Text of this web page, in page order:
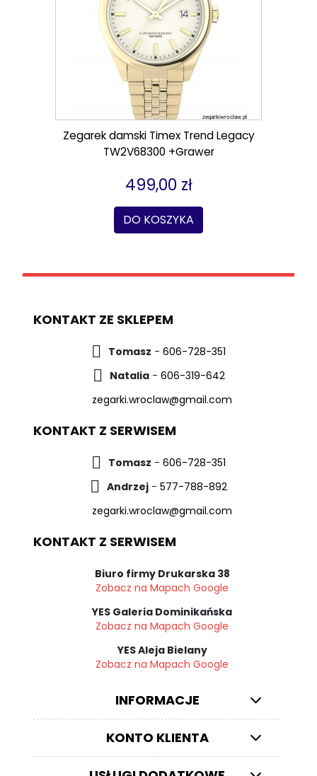
Zegarek damski Timex Trend Legacy
TW2V68300 +Grawer
499,00 zł
DO KOSZYKA
KONTAKT ZE SKLEPEM
Tomasz - 606-728-351
Natalia- 606-319-642
zegarki.wroclaw@gmail.com
KONTAKT Z SERWISEM
Tomasz - 606-728-351
Andrzej - 577-788-892
zegarki.wroclaw@gmail.com
KONTAKT Z SERWISEM
Biuro firmy Drukarska 38
Zobacz na Mapach Google
YES Galeria Dominikańska
Zobacz na Mapach Google
YES Aleja Bielany
Zobacz na Mapach Google
INFORMACJE
KONTO KLIENTA